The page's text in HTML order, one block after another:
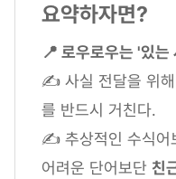
요약하자면?
📍 로우로우는 '있는
✍ 사실 전달을 위해
를 반드시 거친다.
✍ 추상적인 수식어
어려운 단어보단 친